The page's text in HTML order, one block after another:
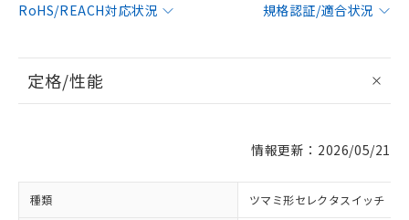
RoHS/REACH対応状況
規格認証/適合状況
定格/性能
情報更新：2026/05/21
種類 ツマミ形セレクタスイッチ